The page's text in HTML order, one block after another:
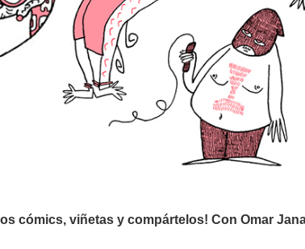
cómics, viñetas y compártelos! Con Omar